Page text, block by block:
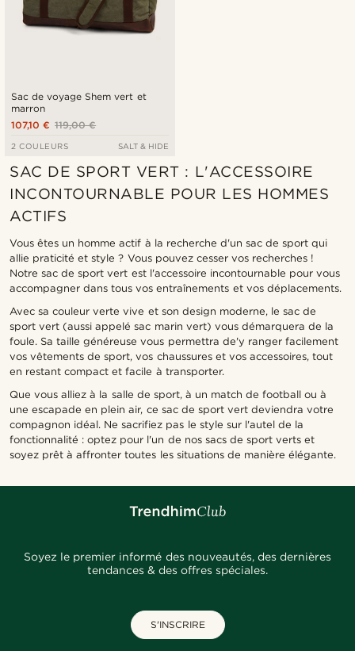
Sac de voyage Shem vert et
marron
119,00 €
107,10 €
2 COULEURS SALT & HIDE
SAC DE SPORT VERT : L'ACCESSOIRE
INCONTOURNABLE POUR LES HOMMES
ACTIFS
Vous êtes un homme actif à la recherche d'un sac de sport qui
allie praticité et style ? Vous pouvez cesser vos recherches !
Notre sac de sport vert est l'accessoire incontournable pour vous
accompagner dans tous vos entraînements et vos déplacements.
Avec sa couleur verte vive et son design moderne, le sac de
sport vert (aussi appelé sac marin vert) vous démarquera de la
foule. Sa taille généreuse vous permettra de'y ranger facilement
vos vêtements de sport, vos chaussures et vos accessoires, tout
en restant compact et facile à transporter.
Que vous alliez à la salle de sport, à un match de football ou à
une escapade en plein air, ce sac de sport vert deviendra votre
compagnon idéal. Ne sacrifiez pas le style sur l'autel de la
fonctionnalité : optez pour l'un de nos sacs de sport verts et
soyez prêt à affronter toutes les situations de manière élégante.
Soyez le premier informé des nouveautés, des dernières
tendances & des offres spéciales.
S'INSCRIRE